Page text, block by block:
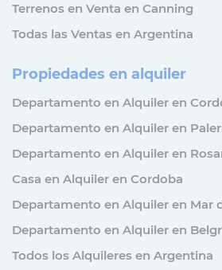
Terrenos en Venta en Canning
Todas las Ventas en Argentina
Propiedades en alquiler
Departamento en Alquiler en
Departamento en Alquiler en
Departamento en Alquiler en
Casa en Alquiler en Cordoba
Departamento en Alquiler en Mar
Departamento en Alquiler en
Todos los Alquileres en Argentina